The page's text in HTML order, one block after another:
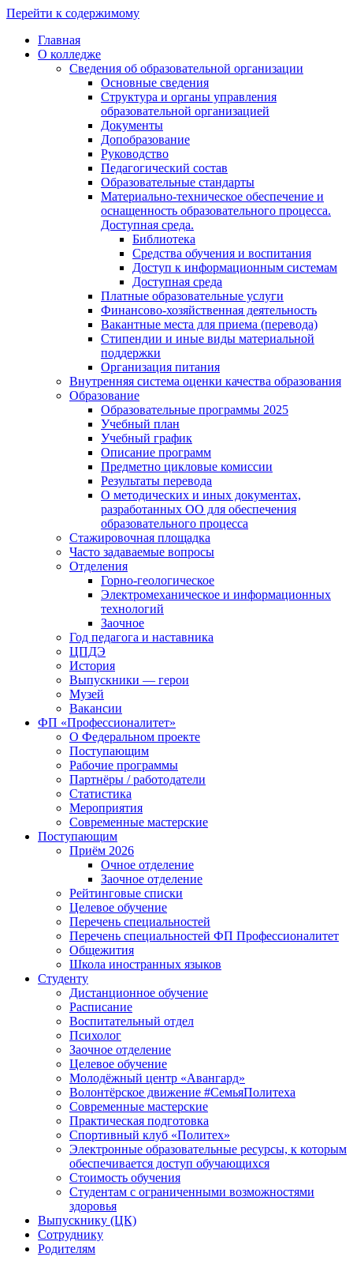
Перейти к содержимому
Главная
О колледже
Сведения об образовательной организации
Основные сведения
Структура и органы управления
образовательной организацией
Документы
Допобразование
Руководство
Педагогический состав
Образовательные стандарты
Материально-техническое обеспечение и
оснащенность образовательного процесса.
Доступная среда.
Библиотека
Средства обучения и воспитания
Доступ к информационным системам
Доступная среда
Платные образовательные услуги
Финансово-хозяйственная деятельность
Вакантные места для приема (перевода)
Стипендии и иные виды материальной
поддержки
Организация питания
Внутренняя система оценки качества образования
Образование
Образовательные программы 2025
Учебный план
Учебный график
Описание программ
Предметно цикловые комиссии
Результаты перевода
О методических и иных документах,
разработанных ОО для обеспечения
образовательного процесса
Стажировочная площадка
Часто задаваемые вопросы
Отделения
Горно-геологическое
Электромеханическое и информационных
технологий
Заочное
Год педагога и наставника
ЦПДЭ
История
Выпускники — герои
Музей
Вакансии
ФП «Профессионалитет»
О Федеральном проекте
Поступающим
Рабочие программы
Партнёры / работодатели
Статистика
Мероприятия
Современные мастерские
Поступающим
Приём 2026
Очное отделение
Заочное отделение
Рейтинговые списки
Целевое обучение
Перечень специальностей
Перечень специальностей ФП Профессионалитет
Общежития
Школа иностранных языков
Студенту
Дистанционное обучение
Расписание
Воспитательный отдел
Психолог
Заочное отделение
Целевое обучение
Молодёжный центр «Авангард»
Волонтёрское движение #СемьяПолитеха
Современные мастерские
Практическая подготовка
Спортивный клуб «Политех»
Электронные образовательные ресурсы, к которым
обеспечивается доступ обучающихся
Стоимость обучения
Студентам с ограниченными возможностями
здоровья
Выпускнику (ЦК)
Сотруднику
Родителям